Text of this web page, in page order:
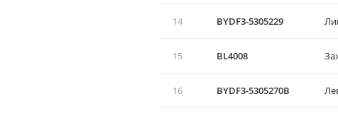
14 BYDF3-5305229
15 BL4008
16 BYDF3-5305270B